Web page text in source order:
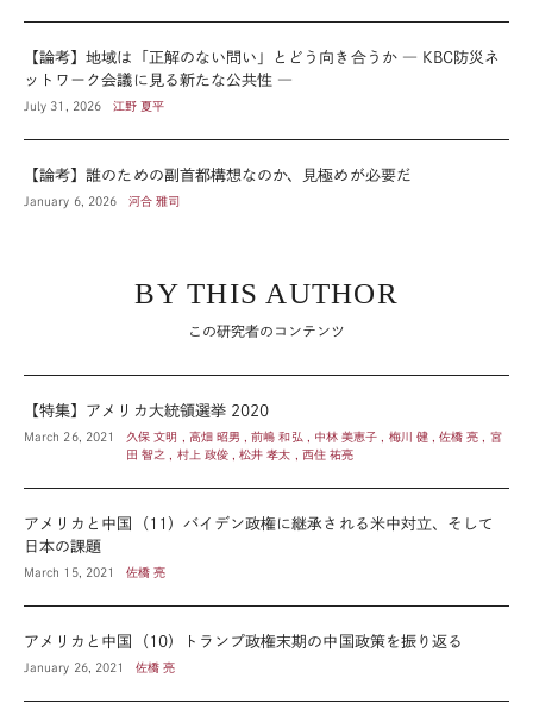
【論考】地域は「正解のない問い」とどう向き合うか ― KBC防災ネ
ットワーク会議に見る新たな公共性 ―
July 31, 2026 江野 夏平
【論考】誰のための副首都構想なのか、見極めが必要だ
January 6, 2026 河合 雅司
BY THIS AUTHOR
この研究者のコンテンツ
【特集】アメリカ大統領選挙 2020
March 26, 2021
久保 文明 , 高畑 昭男 , 前嶋 和弘 , 中林 美恵子 , 梅川 健 , 佐橋 亮 , 宮
田 智之 , 村上 政俊 , 松井 孝太 , 西住 祐亮
アメリカと中国（11）バイデン政権に継承される米中対立、そして
日本の課題
March 15, 2021 佐橋 亮
アメリカと中国（10）トランプ政権末期の中国政策を振り返る
January 26, 2021 佐橋 亮